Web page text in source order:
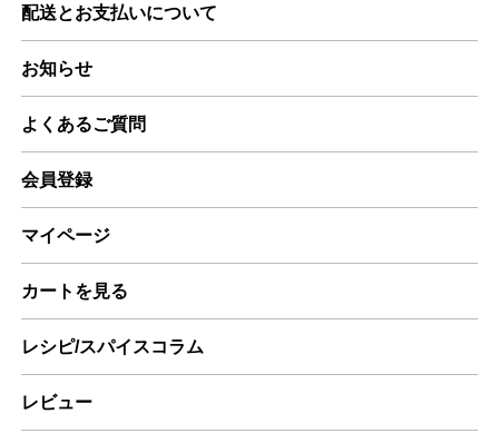
配送とお支払いについて
お知らせ
よくあるご質問
会員登録
マイページ
カートを見る
レシピ/スパイスコラム
レビュー